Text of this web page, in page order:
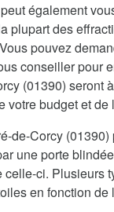
également
des
pouvez
conseiller pour
(01390) seront
budget et de
de-Corcy
une porte
ci. Plusieurs
en fonction de